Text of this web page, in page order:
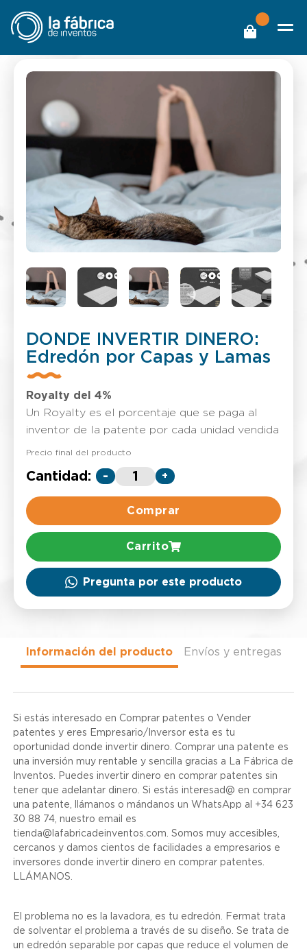
DONDE INVERTIR DINERO:
Edredón por Capas y Lamas
Royalty del 4%
Un Royalty es el porcentaje que se paga al
inventor de la patente por cada unidad vendida
Precio final del producto
Cantidad: - +
Comprar
Carrito
Pregunta por este producto
Información del producto Envíos y entregas
Si estás interesado en Comprar patentes o Vender
patentes y eres Empresario/Inversor esta es tu
oportunidad donde invertir dinero. Comprar una patente es
una inversión muy rentable y sencilla gracias a La Fábrica de
Inventos. Puedes invertir dinero en comprar patentes sin
tener que adelantar dinero. Si estás interesad@ en comprar
una patente, llámanos o mándanos un WhatsApp al +34 623
30 88 74, nuestro email es
tienda@lafabricadeinventos.com. Somos muy accesibles,
cercanos y damos cientos de facilidades a empresarios e
inversores donde invertir dinero en comprar patentes.
LLÁMANOS.
El problema no es la lavadora, es tu edredón. Fermat trata
de solventar el problema a través de su diseño. Se trata de
un edredón separable por capas que reduce el volumen de